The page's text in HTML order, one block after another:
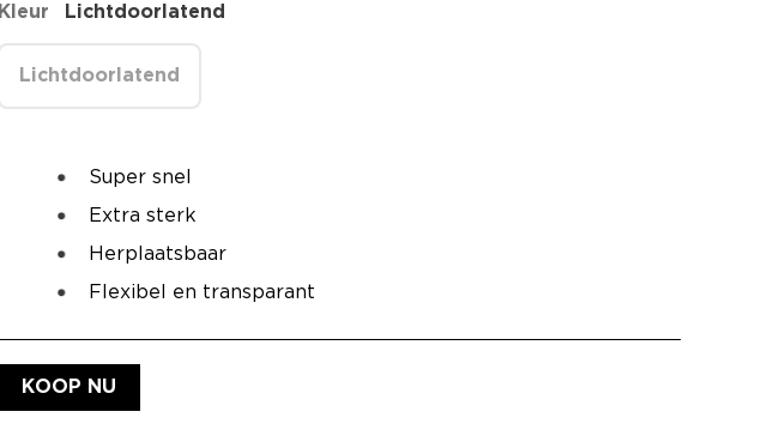
Kleur Lichtdoorlatend
Lichtdoorlatend
Super snel
Extra sterk
Herplaatsbaar
Flexibel en transparant
KOOP NU